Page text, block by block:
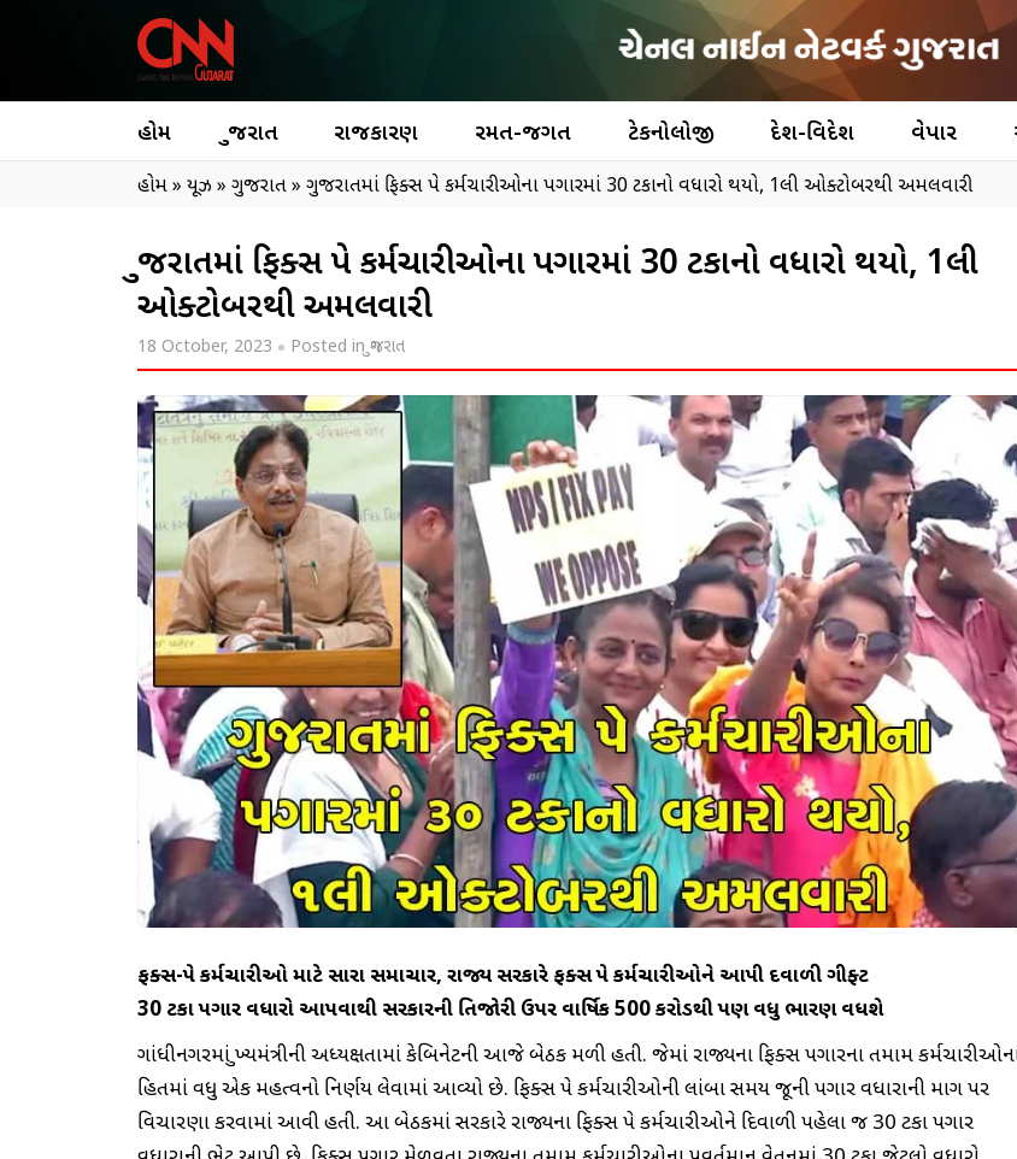
હોમ ગુજરાત રાજકારણ રમત-જગત ટેકનોલોજી દેશ-વિદેશ વેપાર
હોમ» ન્યૂઝ » ગુજરાત» ગુજરાતમાં ફિક્સ પે કર્મચારીઓના પગારમાં 30 ટકાનો વધારો થયો, 1લી ઓક્ટોબરથી અમલવારી
ગુજરાતમાં ફિક્સ પે કર્મચારીઓના પગારમાં 30 ટકાનો વધારો થયો, 1લી
ઓક્ટોબરથી અમલવારી
18 October, 2023 Posted inગુજરાત
ફિક્સ-પે કર્મચારીઓ માટે સારા સમાચાર, રાજ્ય સરકારે ફિક્સ પે કર્મચારીઓને આપી દિવાળી ગીફ્ટ
30 ટકા પગાર વધારો આપવાથી સરકારની તિજોરી ઉપર વાર્ષિક 500 કરોડથી પણ વધુ ભારણ વધશે
ગાંધીનગરમાં મુખ્યમંત્રીની અધ્યક્ષતામાં કેબિનેટની આજે બેઠક મળી હતી. જેમાં રાજ્યના ફિક્સ પગારના તમામ
હિતમાં વધુ એક મહત્વનો નિર્ણય લેવામાં આવ્યો છે. ફિક્સ પે કર્મચારીઓની લાંબા સમય જૂની પગાર વધારાની માગ પર
વિચારણા કરવામાં આવી હતી. આ બેઠકમાં સરકારે રાજ્યના ફિક્સ પે કર્મચારીઓને દિવાળી પહેલા જ 30 ટકા પગાર